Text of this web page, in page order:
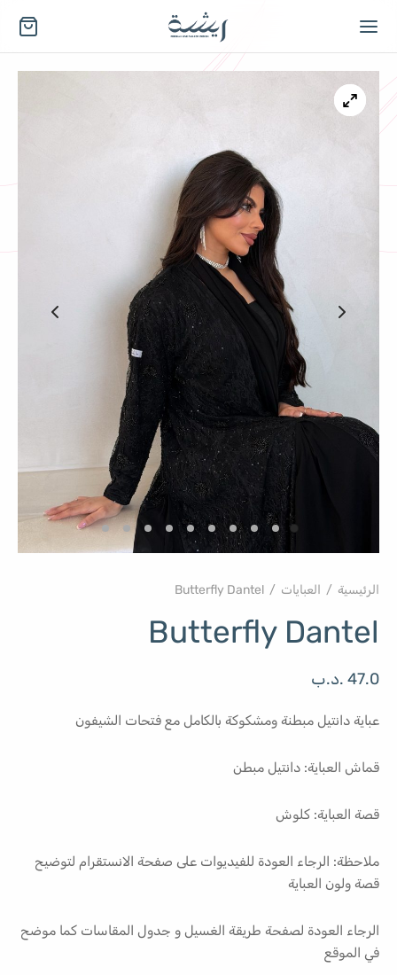
الرئيسية / العبايات /
Butterfly Dantel
47.0 .د.ب
عباية دانتيل مبطنة ومشكوكة بالكامل مع فتحات الشيفون
قماش العباية: دانتيل مبطن
قصة العباية: كلوش
ملاحظة: الرجاء العودة للفيديوات على صفحة الانستقرام لتوضيح
قصة ولون العباية
الرجاء العودة لصفحة طريقة الغسيل و جدول المقاسات كما موضح
في الموقع